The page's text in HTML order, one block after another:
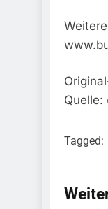
Quelle:
Tagged: